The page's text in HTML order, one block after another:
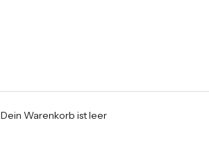
Dein Warenkorb ist leer